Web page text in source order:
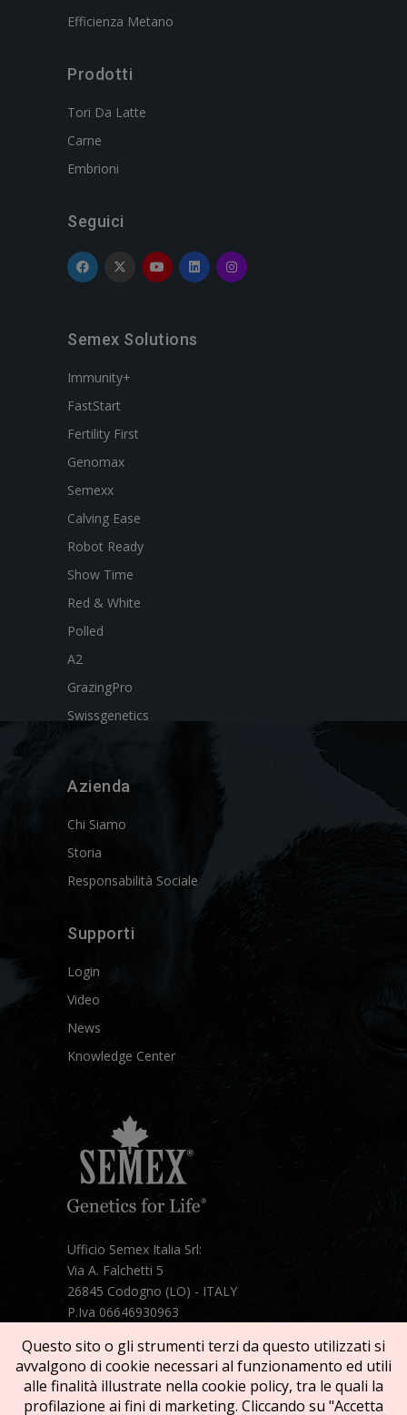
Efficienza Metano
Prodotti
Tori Da Latte
Carne
Embrioni
Seguici
Semex Solutions
Immunity+
FastStart
Fertility First
Genomax
Semexx
Calving Ease
Robot Ready
Show Time
Red & White
Polled
A2
GrazingPro
Swissgenetics
Azienda
Chi Siamo
Storia
Responsabilità Sociale
Supporti
Login
Video
News
Knowledge Center
Ufficio Semex Italia Srl:
Via A. Falchetti 5
26845 Codogno (LO) - ITALY
P.Iva 06646930963
Mail: semex@semexitalia.it
Guarda la mappa
Questo sito o gli strumenti terzi da questo utilizzati si
avvalgono di cookie necessari al funzionamento ed utili
alle finalità illustrate nella cookie policy, tra le quali la
profilazione ai fini di marketing. Cliccando su "Accetta